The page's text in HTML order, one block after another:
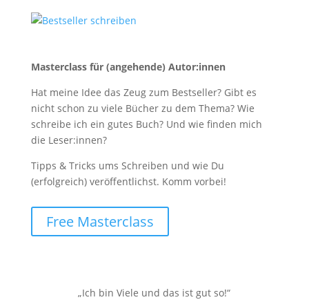
Masterclass für (angehende) Autor:innen
Hat meine Idee das Zeug zum Bestseller? Gibt es
nicht schon zu viele Bücher zu dem Thema? Wie
schreibe ich ein gutes Buch? Und wie finden mich
die Leser:innen?
Tipps & Tricks ums Schreiben und wie Du
(erfolgreich) veröffentlichst. Komm vorbei!
Free Masterclass
„Ich bin Viele und das ist gut so!“